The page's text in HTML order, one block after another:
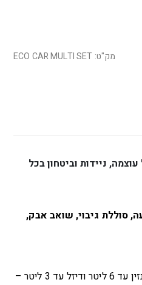
מק"ט: ECO CAR MULTI SET
5 ב-1. שילוב של עוצמה, ניידות וביטחון בכל
סוללת גיבוי, שואב אבק,
סוללה חזקה בנפח ‎10,400mAh‎ עם זרם התנעה של ‎800A‎ מאפשרת להניע רכבי בנזין עד ‎6‎ ליטר ודיזל עד ‎3‎ ליטר –